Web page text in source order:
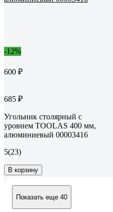
-12%
600 ₽
685 ₽
Угольник столярный с
уровнем TOOLAS 400 мм,
алюминиевый 00003416
5(23)
В корзину
Показать еще 40